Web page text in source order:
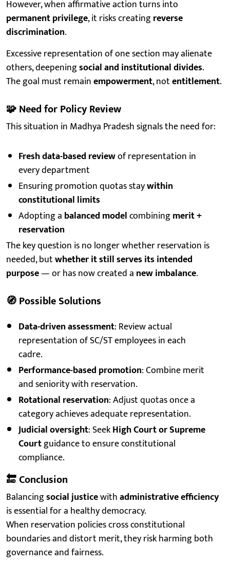
However, when affirmative action turns into
permanent privilege, it risks creatingreverse
discrimination.
Excessive representation of one section may alienate
others, deepeningsocial and institutional divides.
The goal must remainempowerment, notentitlement.
🧩Need for Policy Review
This situation in Madhya Pradesh signals the need for:
Fresh data-based reviewof representation in
every department
Ensuring promotion quotas staywithin
constitutional limits
Adopting a balanced modelcombiningmerit +
reservation
The key question is no longer whether reservation is
needed, butwhether it still serves its intended
purpose— or has now created a new imbalance.
🧭Possible Solutions
Data-driven assessment: Review actual
representation of SC/ST employees in each
cadre.
Performance-based promotion: Combine merit
and seniority with reservation.
Rotational reservation: Adjust quotas once a
category achieves adequate representation.
Judicial oversight: SeekHigh Court or Supreme
Courtguidance to ensure constitutional
compliance.
🔚Conclusion
Balancingsocial justicewithadministrative efficiency
is essential for a healthy democracy.
When reservation policies cross constitutional
boundaries and distort merit, they risk harming both
governance and fairness.